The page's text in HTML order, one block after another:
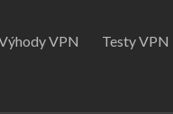
VPN Testy VPN